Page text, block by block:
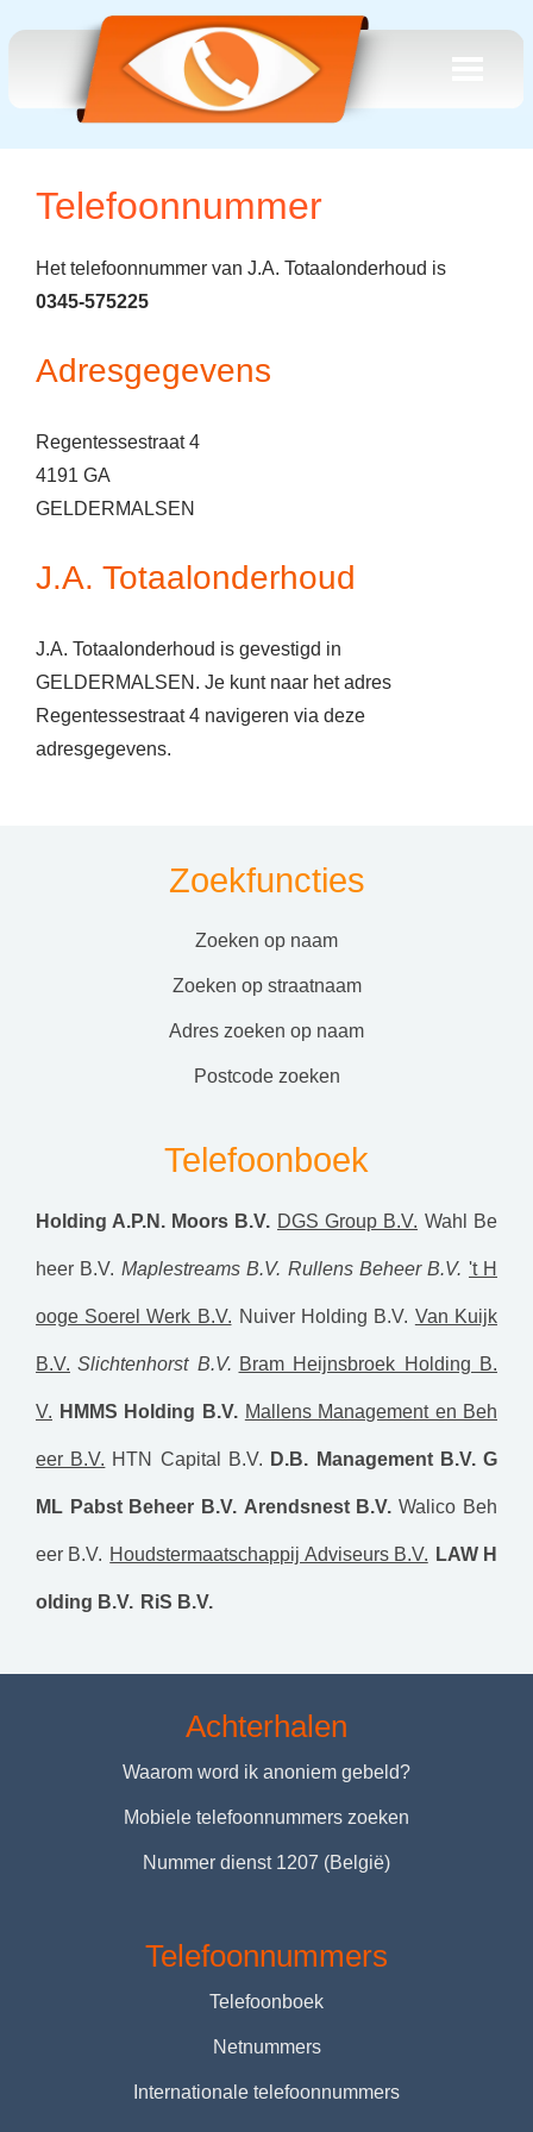
Telefoonnummer
Het telefoonnummer van J.A. Totaalonderhoud is
0345-575225
Adresgegevens
Regentessestraat 4
4191 GA
GELDERMALSEN
J.A. Totaalonderhoud
J.A. Totaalonderhoud is gevestigd in
GELDERMALSEN. Je kunt naar het adres
Regentessestraat 4 navigeren via deze
adresgegevens.
Zoekfuncties
zoeken op naam
zoeken op straatnaam
adres zoeken op naam
postcode zoeken
Telefoonboek
Holding A.P.N. Moors B.V. DGS Group B.V. Wahl Be
heer B.V. Maplestreams B.V. Rullens Beheer B.V. 't H
ooge Soerel Werk B.V. Nuiver Holding B.V. Van Kuijk
B.V. Slichtenhorst B.V. Bram Heijnsbroek Holding B.
V. HMMS Holding B.V. Mallens Management en Beh
eer B.V. HTN Capital B.V. D.B. Management B.V. G
ML Pabst Beheer B.V. Arendsnest B.V. Walico Beh
eer B.V. Houdstermaatschappij Adviseurs B.V. LAW H
olding B.V. RiS B.V.
Achterhalen
Waarom word ik anoniem gebeld?
Mobiele telefoonnummers zoeken
Nummer dienst 1207 (België)
Telefoonnummers
Telefoonboek
Netnummers
Internationale telefoonnummers